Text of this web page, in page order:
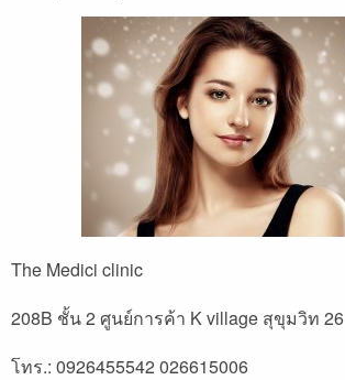
The Medici clinic
208B ชั้น 2 ศูนย์การค้า K village สุขุมวิท 26
โทร.: 0926455542 026615006